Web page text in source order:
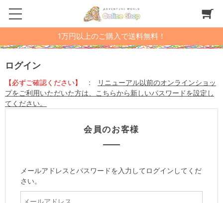
1万円以上のご購入で送料無料！
ログイン
【必ずご確認ください】 :
リニューアル以前のオンラインショッ
プをご利用いただいた方は、こちらから新しいパスワードを設定し
てください。
会員のお客様
メールアドレスとパスワードを入力してログインしてくだ
さい。